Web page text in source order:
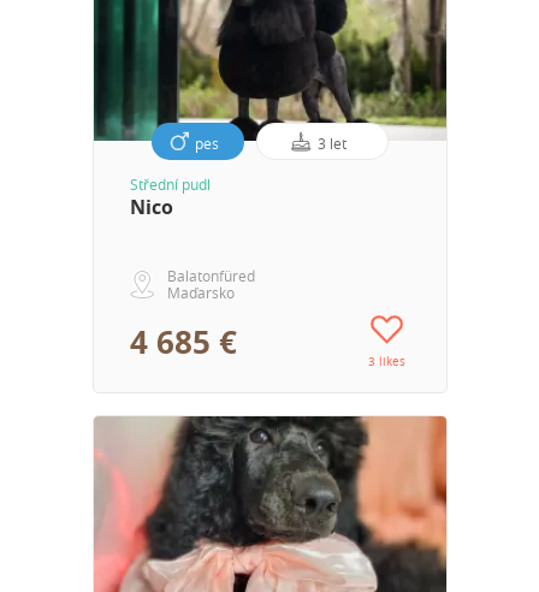
pes 3 let
Střední pudl
Nico
Balatonfüred
Maďarsko
4 685 € 3 likes